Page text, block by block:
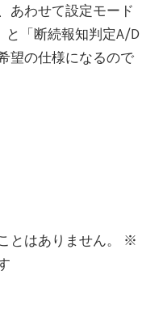
あわせて設定モード
と「断続報知判定A/D
望の仕様になるので
とはありません。
※